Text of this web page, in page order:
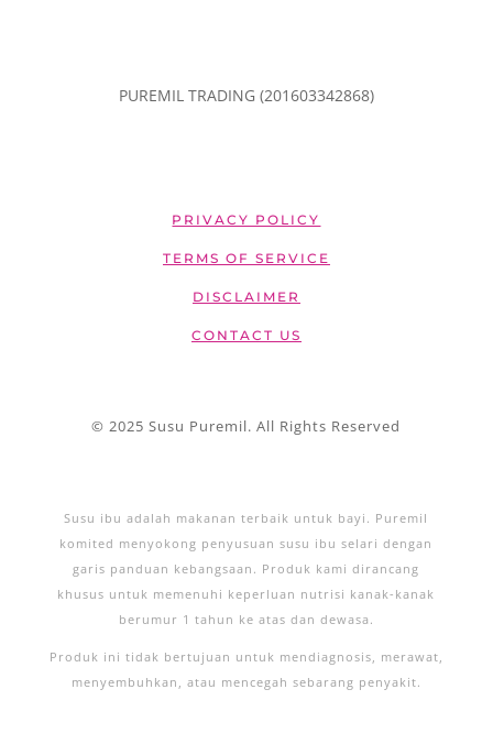
PUREMIL TRADING (201603342868)
PRIVACY POLICY
TERMS OF SERVICE
DISCLAIMER
CONTACT US
© 2025 Susu Puremil. All Rights Reserved
Susu ibu adalah makanan terbaik untuk bayi. Puremil
komited menyokong penyusuan susu ibu selari dengan
garis panduan kebangsaan. Produk kami dirancang
khusus untuk memenuhi keperluan nutrisi kanak-kanak
berumur 1 tahun ke atas dan dewasa.
Produk ini tidak bertujuan untuk mendiagnosis, merawat,
menyembuhkan, atau mencegah sebarang penyakit.